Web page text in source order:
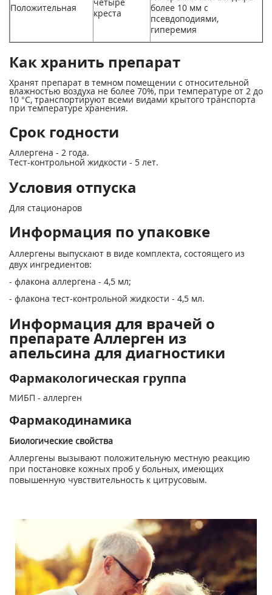
Положительная
креста
более 10 мм с
псевдоподиями,
гиперемия
Как хранить препарат
Хранят препарат в темном помещении с относительной
влажностью воздуха не более 70%, при температуре от 2 до
10 °С, транспортируют всеми видами крытого транспорта
при температуре хранения.
Срок годности
Аллергена - 2 года.
Тест-контрольной жидкости - 5 лет.
Условия отпуска
Для стационаров
Информация по упаковке
Аллергены выпускают в виде комплекта, состоящего из
двух ингредиентов:
- флакона аллергена - 4,5 мл;
- флакона тест-контрольной жидкости - 4,5 мл.
Информация для врачей о
препарате Аллерген из
апельсина для диагностики
Фармакологическая группа
МИБП - аллерген
Фармакодинамика
Биологические свойства
Аллергены вызывают положительную местную реакцию
при постановке кожных проб у больных, имеющих
повышенную чувствительность к цитрусовым.